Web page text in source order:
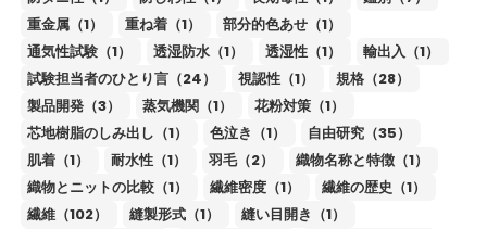
重金属（1）
重ね着（1）
部分的色あせ（1）
通気性試験（1）
透湿防水（1） 透湿性（1）
輸出入（1）
試験担当者のひとり言（24）
視認性（1）
規格（28）
製品開発（3）
蒸気機関（1）
花粉対策（1）
芯地樹脂のしみ出し（1）
色泣き（1）
自由研究（35）
肌着（1）
耐水性（1） 羽毛（2）
織物名称と特徴（1）
織物とニットの比較（1）
繊維密度（1）
繊維の歴史（1）
繊維（102）
縫製形式（1）
縫い目開き（1）